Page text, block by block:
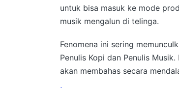
untuk bisa masuk ke mode
musik mengalun di telinga.
Fenomena ini sering
Penulis Kopi dan Penulis Musik.
akan membahas secara